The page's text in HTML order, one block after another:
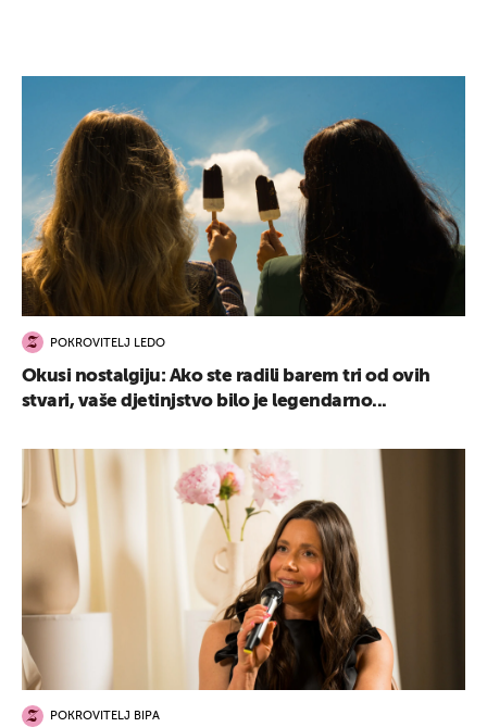
POKROVITELJ LEDO
Okusi nostalgiju: Ako ste radili barem tri od ovih
stvari, vaše djetinjstvo bilo je legendarno...
POKROVITELJ BIPA